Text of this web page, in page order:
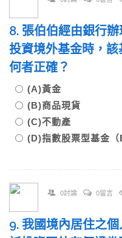
8. 張伯伯經由銀行
投資境外基金時，
何者正確？
(A)黃金
(B)商品現貨
(C)不動產
(D)指數股票型基金（
0討論 0留言
9. 我國境內居住之